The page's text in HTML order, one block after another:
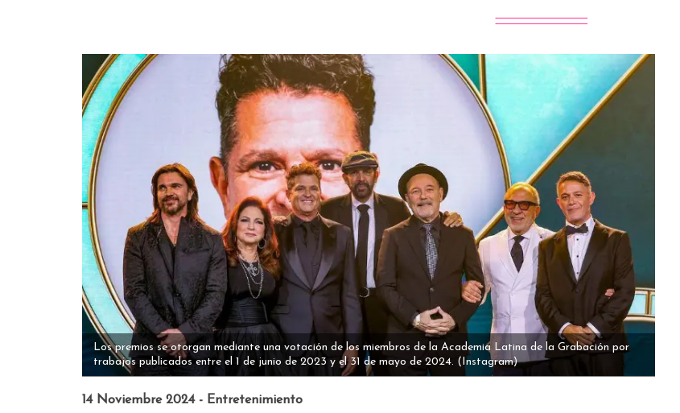
Los premios se otorgan mediante una votación de los miembros de la Academia Latina de la Grabación por
trabajos publicados entre el 1 de junio de 2023 y el 31 de mayo de 2024. (Instagram)
14 Noviembre 2024 - Entretenimiento